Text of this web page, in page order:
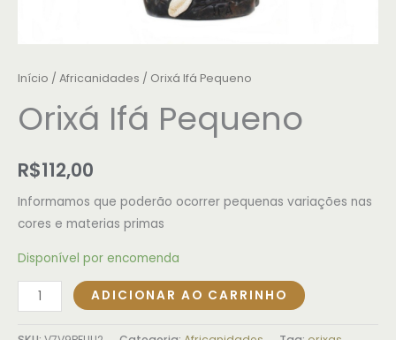
Início / Africanidades / Orixá Ifá Pequeno
Orixá Ifá Pequeno
R$112,00
Informamos que poderão ocorrer pequenas variações nas
cores e materias primas
Disponível por encomenda
ADICIONAR AO CARRINHO